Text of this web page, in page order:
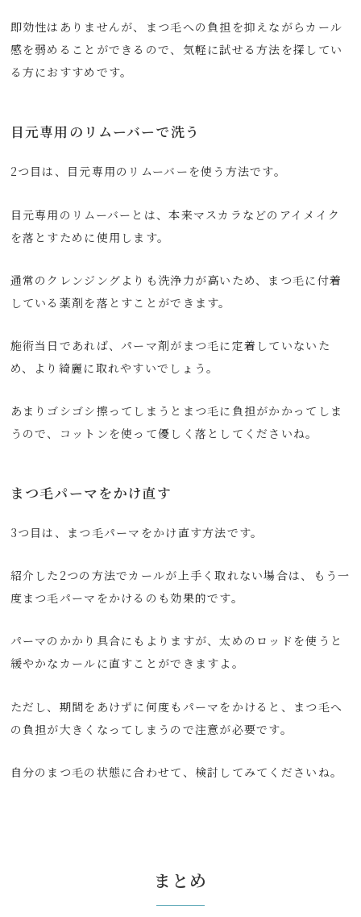
即効性はありませんが、まつ毛への負担を抑えながらカール
感を弱めることができるので、気軽に試せる方法を探してい
る方におすすめです。
目元専用のリムーバーで洗う
2つ目は、目元専用のリムーバーを使う方法です。
目元専用のリムーバーとは、本来マスカラなどのアイメイク
を落とすために使用します。
通常のクレンジングよりも洗浄力が高いため、まつ毛に付着
している薬剤を落とすことができます。
施術当日であれば、パーマ剤がまつ毛に定着していないた
め、より綺麗に取れやすいでしょう。
あまりゴシゴシ擦ってしまうとまつ毛に負担がかかってしま
うので、コットンを使って優しく落としてくださいね。
まつ毛パーマをかけ直す
3つ目は、まつ毛パーマをかけ直す方法です。
紹介した2つの方法でカールが上手く取れない場合は、もう一
度まつ毛パーマをかけるのも効果的です。
パーマのかかり具合にもよりますが、太めのロッドを使うと
緩やかなカールに直すことができますよ。
ただし、期間をあけずに何度もパーマをかけると、まつ毛へ
の負担が大きくなってしまうので注意が必要です。
自分のまつ毛の状態に合わせて、検討してみてくださいね。
まとめ